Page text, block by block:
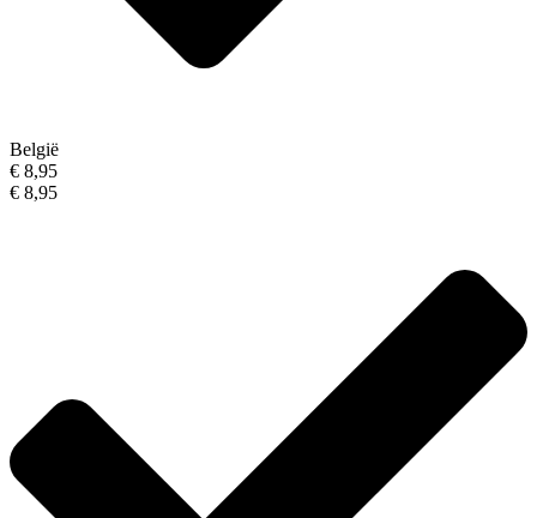
België
€ 8,95
€ 8,95